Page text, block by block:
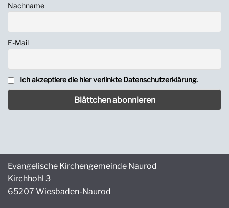
Nachname
E-Mail
Ich akzeptiere die hier verlinkte Datenschutzerklärung.
Evangelische Kirchengemeinde Naurod
Kirchhohl 3
65207 Wiesbaden-Naurod